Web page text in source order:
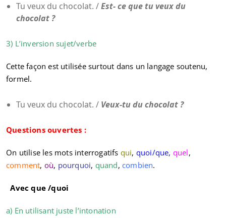
Tu veux du chocolat. /Est- ce que tu veux du
chocolat ?
3) L’inversion sujet/verbe
Cette façon est utilisée surtout dans un langage soutenu,
formel.
Tu veux du chocolat. / Veux-tu du chocolat ?
Questions ouvertes :
On utilise les mots interrogatifs qui, quoi/que, quel,
comment, où, pourquoi, quand,combien.
Avec que /quoi
a) En utilisant juste l’intonation